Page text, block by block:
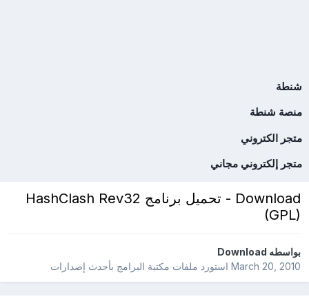
شنطة
منصة شنطة
متجر الكتروني
متجر إلكتروني مجاني
Download - تحميل برنامج HashClash Rev32
(GPL)
بواسطهDownload
March 20, 2010استورد ملفات مكتبة البرامج بأحدث إصدارات